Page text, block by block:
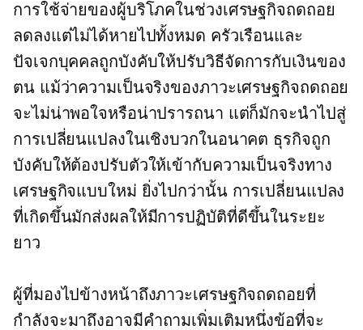
การใช้จ่ายของผู้บริโภคในช่วงเศรษฐกิจถดถอย
ลดลงแต่ไม่ได้หายไปทั้งหมด ครัวเรือนและ
ปัจเจกบุคคลถูกบังคับให้ปรับวิธีจัดการกับเงินของ
ตน แม้ว่าความเป็นจริงของภาวะเศรษฐกิจถดถอย
จะไม่น่าพอใจหรือน่าปรารถนา แต่ก็มักจะนำไปสู่
การเปลี่ยนแปลงในเชิงบวกในอนาคต ธุรกิจถูก
บังคับให้ต้องปรับตัวให้เข้ากับความเป็นจริงทาง
เศรษฐกิจแบบใหม่ ยิ่งไปกว่านั้น การเปลี่ยนแปลง
ที่เกิดขึ้นมักส่งผลให้มีการปฏิบัติที่ดีขึ้นในระยะ
ยาว
ผู้ที่มองไปข้างหน้าถึงภาวะเศรษฐกิจถดถอยที่
กำลังจะมาถึงอาจมีคำถามเพิ่มเติมหนึ่งข้อที่จะ